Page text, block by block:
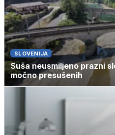
SLOVENIJA
Suša neusmiljeno prazni
močno presušenih